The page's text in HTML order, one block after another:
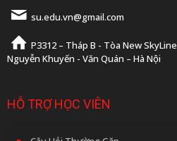
su.edu.vn@gmail.com
P3312 – Tháp B - Tòa New SkyLine
Nguyễn Khuyến - Văn Quán – Hà Nội
HỖ TRỢ HỌC VIÊN